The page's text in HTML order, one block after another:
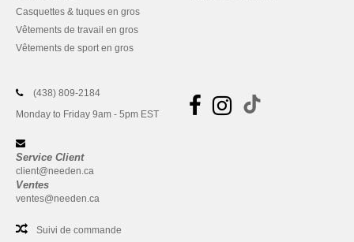
Casquettes & tuques en gros
Vêtements de travail en gros
Vêtements de sport en gros
(438) 809-2184
Monday to Friday 9am - 5pm EST
Service Client
client@needen.ca
Ventes
ventes@needen.ca
Suivi de commande